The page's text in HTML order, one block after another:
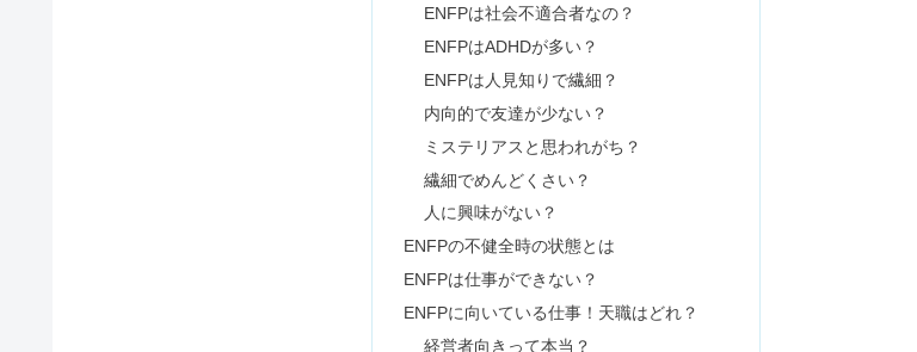
INTJの殺意の目｜怒り方・目つきの雰囲気は？心理機能や二面性も
ESFJは性格悪い＆嫌われる？向いてる・向いてない仕事とは